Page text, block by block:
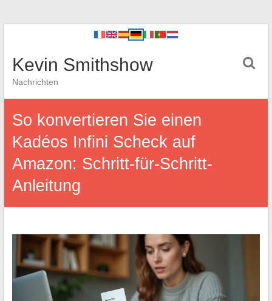
Kevin Smithshow
Nachrichten
So konvertieren Sie einen
Kadéos Infini Scheck auf
Amazon: Schritt-für-Schritt-
Anleitung